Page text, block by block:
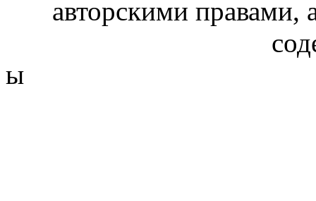
авторскими правами,
ы